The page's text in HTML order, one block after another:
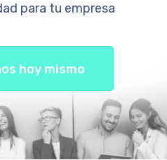
para tu empresa
hoy mismo